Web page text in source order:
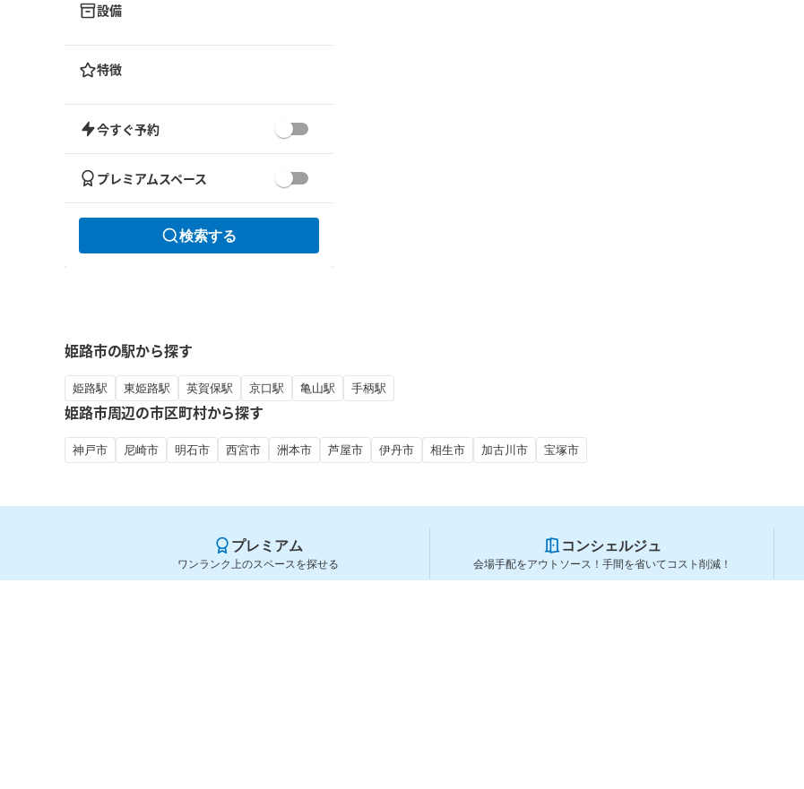
設備
特徴
今すぐ予約
プレミアムスペース
検索する
姫路市の駅から探す
姫路駅 東姫路駅 英賀保駅 京口駅 亀山駅 手柄駅
姫路市周辺の市区町村から探す
神戸市 尼崎市 明石市 西宮市 洲本市 芦屋市 伊丹市 相生市 加古川市 宝塚市
プレミアム
ワンランク上のスペースを探せる
コンシェルジュ
会場手配をアウトソース！手間を省いてコスト削減！